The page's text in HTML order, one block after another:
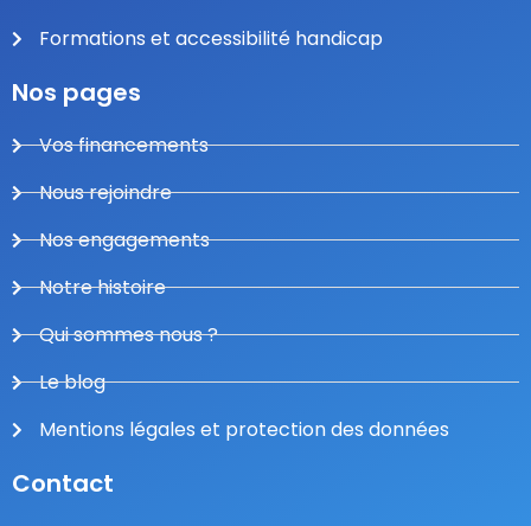
Formations et accessibilité handicap
Nos pages
Vos financements
Nous rejoindre
Nos engagements
Notre histoire
Qui sommes nous ?
Le blog
Mentions légales et protection des données
Contact